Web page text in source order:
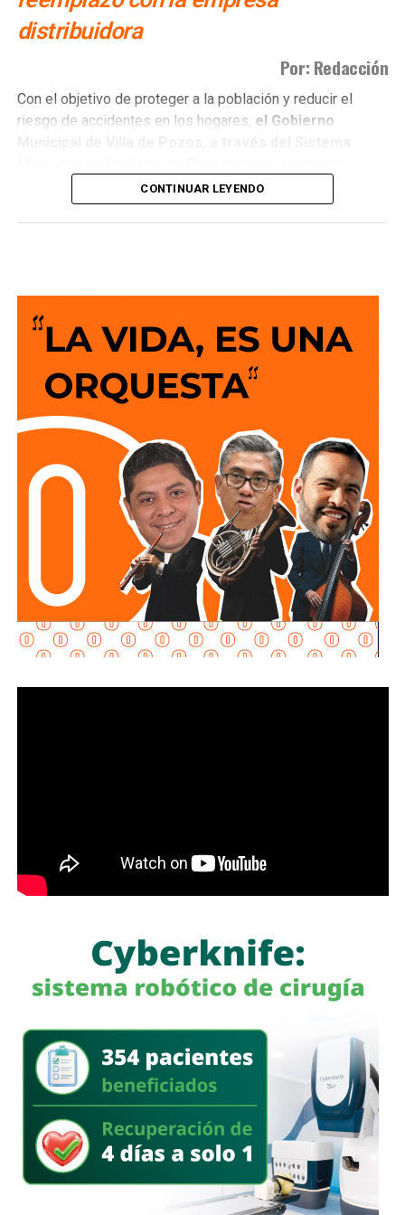
distribuidora
Por: Redacción
Con el objetivo de proteger a la población y reducir el
riesgo de accidentes en los hogares, el Gobierno
reportes por fugas de ga
que registra entre tres y cuatro intervenciones diarias en
distintos sectores del municipio.
60 servicios al mes relacionados con fugas de gas.
recibir un reporte, personal operativo y voluntario
debidamente capacitado acude al domicilio para
controlar la situación mediante el retiro del cilindro
dañado y la liberación segura del gas
eliminar cualquier ri esgo para las familias.
El funcionario señaló que, una vez concluido el
el tanque es devuelto a su propietario
para que pueda acudir con la empresa distribuidora y
solicitar su reemplazo por un cilindro en óptimas
condiciones
revisar de manera periódica el estado de los cilindros,
mangueras, reguladores e instalaciones de gas en sus
propósito de prevenir incidentes y salvaguardar la
integridad de las familias de Villa de Pozos.
Fenapo 2026
CONTINUAR LEYENDO